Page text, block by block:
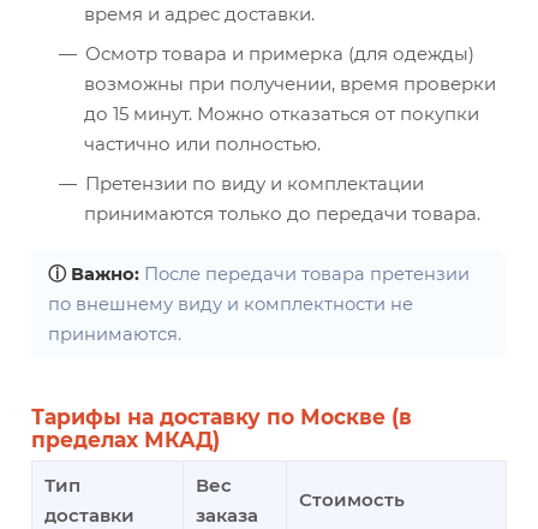
время и адрес доставки.
Осмотр товара и примерка (для одежды)
возможны при получении, время проверки
до 15 минут. Можно отказаться от покупки
частично или полностью.
Претензии по виду и комплектации
принимаются только до передачи товара.
ⓘ Важно: После передачи товара претензии
по внешнему виду и комплектности не
принимаются.
Тарифы на доставку по Москве (в
пределах МКАД)
Тип
доставки
Вес
заказа
Стоимость